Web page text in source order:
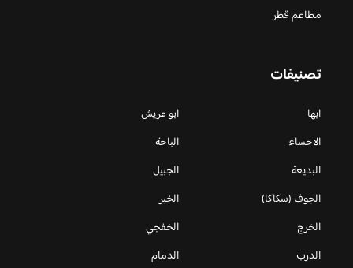
مطاعم قطر
تصنيفات
ابها
ابو عريش
الاحساء
الباحة
البديعة
الجبيل
الجوف (سكاكا)
الخبر
الخرج
الخفجي
الدرب
الدمام